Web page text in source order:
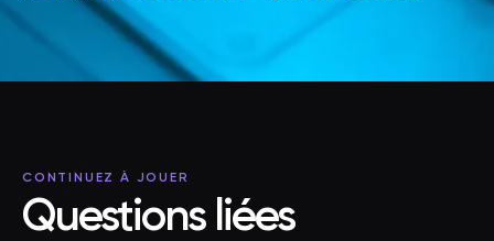
CONTINUEZ À JOUER
Questions liées